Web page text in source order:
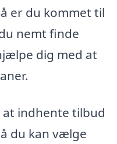
er du kommet til
nemt finde
dig med at
indhente tilbud
du kan vælge